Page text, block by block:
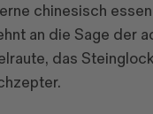
chinesisch
an die Sage der
das